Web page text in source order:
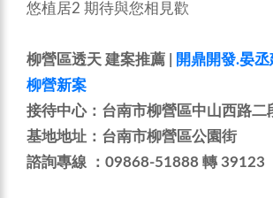
悠植居2 期待與您相見歡
柳營區透天 建案推薦 | 開鼎開發.晏丞
柳營新案
接待中心：台南市柳營區中山西路二
基地地址：台南市柳營區公園街
諮詢專線 ：09868-51888 轉 39123